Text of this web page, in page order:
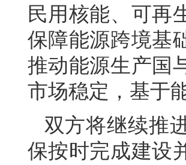
民用核能、可再
保障能源跨境基
推动能源生产国
市场稳定，基于
双方将继续推
保按时完成建设